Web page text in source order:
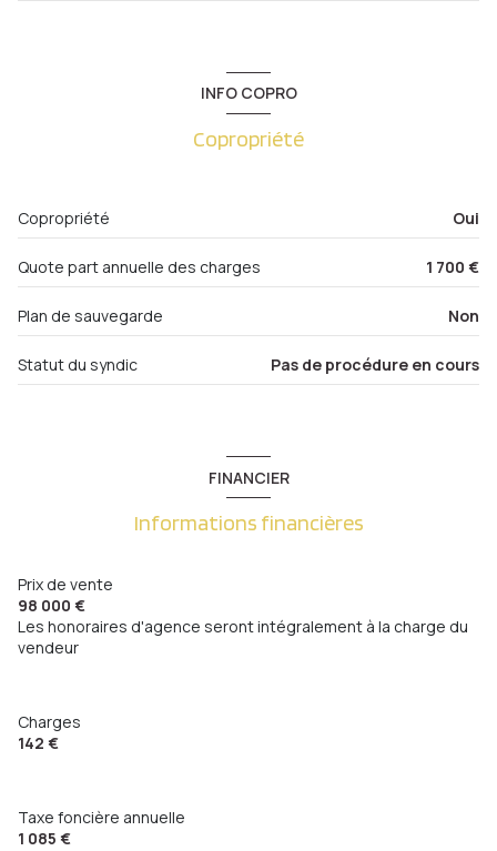
cave
quartier METZ PLANTIERES-QUEULEU, Plantières-
Queuleu
INFO COPRO
Copropriété
Copropriété Oui
Quote part annuelle des charges 1 700 €
Plan de sauvegarde Non
Statut du syndic Pas de procédure en cours
FINANCIER
Informations financières
Prix de vente
98 000 €
Les honoraires d'agence seront intégralement à la charge du
vendeur
Charges
142 €
Taxe foncière annuelle
1 085 €